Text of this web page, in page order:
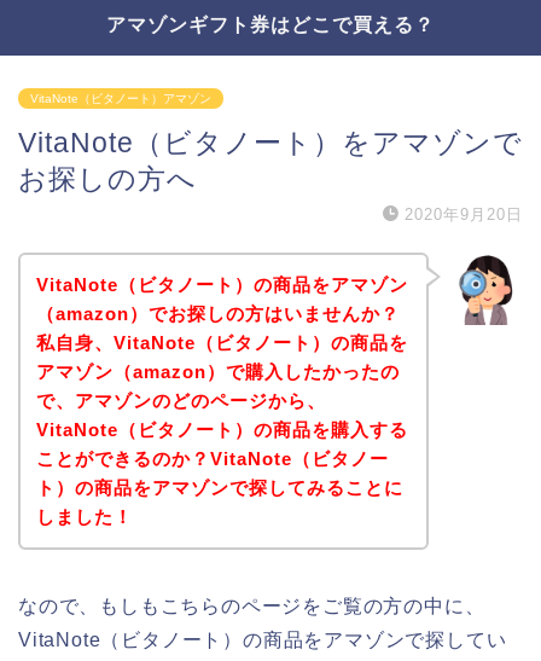
アマゾンギフト券はどこで買える？
VitaNote（ビタノート）アマゾン
VitaNote（ビタノート）をアマゾンで
お探しの方へ
2020年9月20日
VitaNote（ビタノート）の商品をアマゾン
（amazon）でお探しの方はいませんか？
私自身、VitaNote（ビタノート）の商品を
アマゾン（amazon）で購入したかったの
で、アマゾンのどのページから、
VitaNote（ビタノート）の商品を購入する
ことができるのか？VitaNote（ビタノー
ト）の商品をアマゾンで探してみることに
しました！
なので、もしもこちらのページをご覧の方の中に、
VitaNote（ビタノート）の商品をアマゾンで探してい